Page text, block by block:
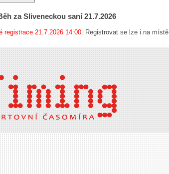
za Sliveneckou saní 21.7.2026
21.7.2026 14:00. Registrovat se lze i na místě